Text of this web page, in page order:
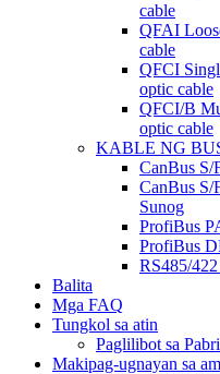
cable
QFAI
cable
QFCI
optic cable
QFCI/B
optic cable
KABLE NG
CanBus S/
CanBus S/
Sunog
ProfiBus
ProfiBus
RS485/
Balita
Mga FAQ
Tungkol sa atin
Paglilibot sa
Makipag-ugnayan sa